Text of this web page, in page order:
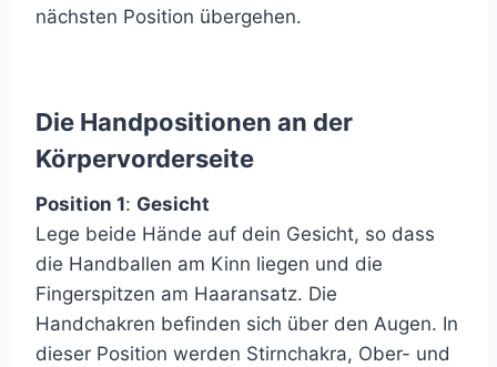
nächsten Position übergehen.
Die Handpositionen an der
Körpervorderseite
Position 1: Gesicht
Lege beide Hände auf dein Gesicht, so dass
die Handballen am Kinn liegen und die
Fingerspitzen am Haaransatz. Die
Handchakren befinden sich über den Augen. In
dieser Position werden Stirnchakra, Ober- und